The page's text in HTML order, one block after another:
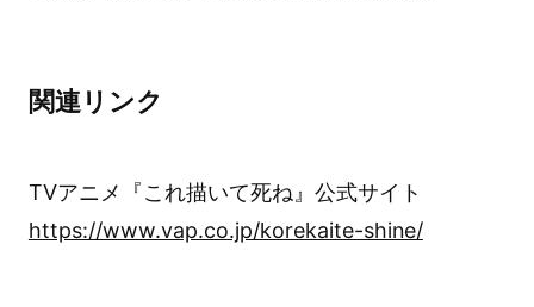
関連リンク
TVアニメ『これ描いて死ね』公式サイト
https://www.vap.co.jp/korekaite-shine/